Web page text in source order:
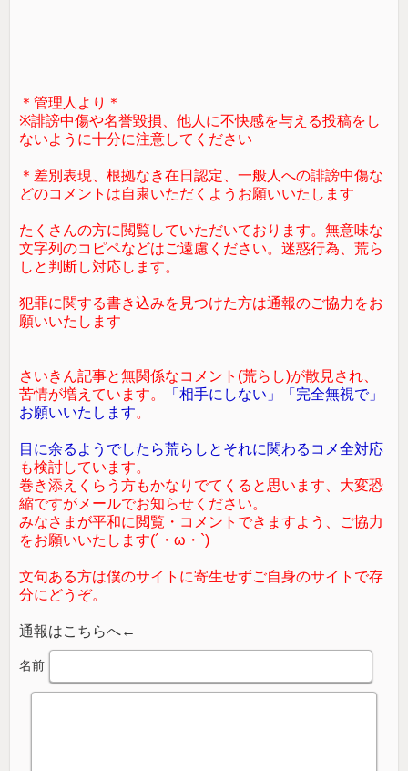
＊管理人より＊
※誹謗中傷や名誉毀損、他人に不快感を与える投稿をし
ないように十分に注意してください
＊差別表現、根拠なき在日認定、一般人への誹謗中傷な
どのコメントは自粛いただくようお願いいたします
たくさんの方に閲覧していただいております。無意味な
文字列のコピペなどはご遠慮ください。迷惑行為、荒ら
しと判断し対応します。
犯罪に関する書き込みを見つけた方は通報のご協力をお
願いいたします
さいきん記事と無関係なコメント(荒らし)が散見され、
苦情が増えています。
「相手にしない」「完全無視で」
お願いいたします。
目に余るようでしたら荒らしとそれに関わるコメ全対応
も検討しています。
巻き添えくらう方もかなりでてくると思います、大変恐
縮ですがメールでお知らせください。
みなさまが平和に閲覧・コメントできますよう、ご協力
をお願いいたします(´・ω・`)
文句ある方は僕のサイトに寄生せずご自身のサイトで存
分にどうぞ。
通報はこちらへ←
名前